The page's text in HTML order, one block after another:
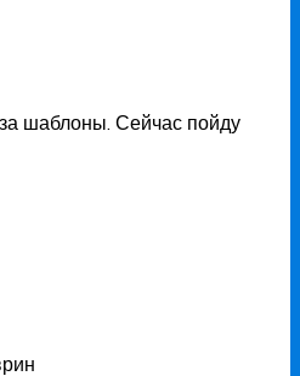
шаблоны. Сейчас пойду